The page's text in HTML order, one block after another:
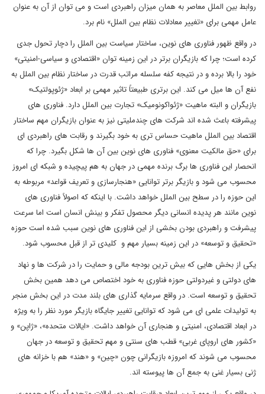
روابط بین الملل معاصر به همان میزان راهبردی است و می توان از آن به عنوان
عامل مهمی برای «تغییر معادلات نظام بین الملل» نام برد.
در واقع ظهور فناوری های نوین، ساختار سیاست بین الملل را دچار تحول جدی
کرده است؛ چرا که بازیگران برتر در این زمینه توان «اقتصادی و سیاسی-امنیتی»
خود را بالا برده و در نتیجه کفه سلسله مراتب قدرت در ساختار نظام بین الملل به
نفع آن ها میل می کند. این برتری طبیعتاً تاثیر مهمی بر ابعاد «ژئوپولتیک»
بازیگران و البته ماهیت «ژئواکونومیک» تجارت بین الملل دارد. فناوری های
پیشرفته باعث شده اند شرکت های چندملیتی نیز به عنوان بازیگران مهم ساختار
اقتصاد بین الملل ماهیت حساس تری به خود بگیرند و رقابت های راهبردی ای
برای «حق مالکیت معنوی» فناوری های نوین بین آن ها شکل بگیرد. چرا که
انحصار این فناوری ها برگ برنده مهمی در جهان به هم پیچیده و شبکه ای امروز
محسوب می شود و بازیگر برتر توانایی «هنجارسازی و تعریف قواعد» مربوطه به
این حوزه را در سطح بین الملل خواهد داشت. با اینکه که اصولاً فناوری های
نوین مانند هر پدیده انسانی دیگر محصول تفکر و بینش انسان است اما سرعت
پیشرفت و راهبردی بودن بخشی از این فناوری های نوین سبب شده است حوزه
«تحقیق و توسعه» در این زمینه بسیار مهم و کلیدی تر از قبل محسوب شود.
یکی از بخش هایی که بیش ترین بودجه مالی و حمایت را در شرکت ها و نهاد
های دولتی و غیردولتی حوزه فناوری به خود اختصاص می دهد همین بخش
تحقیق و توسعه است. در واقع سرمایه گذاری های بلند مدت در این بخش منجر
به تولیدات علمی ای می شود که توانایی تغییر جایگاه بازیگر مورد نظر را به ویژه
در ابعاد اقتصادی، امنیتی و هنجاری آن خواهد داشت. «ایالات متحده»، «ژاپن» و
«کشور های اروپای غربی» قطب های سنتی و مهم تحقیق و توسعه در جهان
محسوب می شوند که امروزه بازیگرانی چون «چین» و «هند» هم با خزانه های
ژنی بسیار غنی به جمع آن ها پیوسته اند.